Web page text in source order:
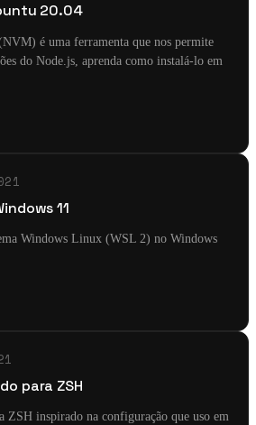
20.04
é uma ferramenta que nos permite
do Node.js, aprenda como instalá-lo em
11
Windows Linux (WSL 2) no Windows
para ZSH
ZSH inspirado na configuração que uso em